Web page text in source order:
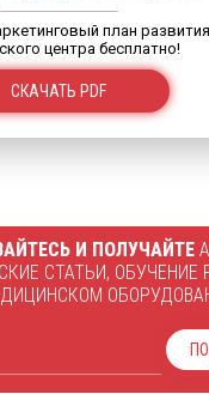
план развития
центра бесплатно!
СКАЧАТЬ PDF
И ПОЛУЧАЙТЕ
СТАТЬИ, ОБУЧЕНИЕ